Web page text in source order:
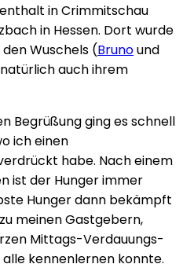
in Crimmitschau
in Hessen. Dort wurde
Wuschels (Brunound
auch ihrem
Begrüßung ging es schnell
ich einen
habe. Nach einem
ist der Hunger immer
Hunger dann bekämpft
meinen Gastgebern,
Mittags-Verdauungs-
kennenlernen konnte.